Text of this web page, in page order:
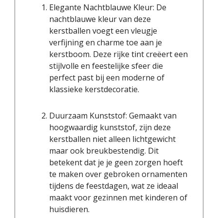
Elegante Nachtblauwe Kleur: De
nachtblauwe kleur van deze
kerstballen voegt een vleugje
verfijning en charme toe aan je
kerstboom. Deze rijke tint creëert een
stijlvolle en feestelijke sfeer die
perfect past bij een moderne of
klassieke kerstdecoratie.
Duurzaam Kunststof: Gemaakt van
hoogwaardig kunststof, zijn deze
kerstballen niet alleen lichtgewicht
maar ook breukbestendig. Dit
betekent dat je je geen zorgen hoeft
te maken over gebroken ornamenten
tijdens de feestdagen, wat ze ideaal
maakt voor gezinnen met kinderen of
huisdieren.